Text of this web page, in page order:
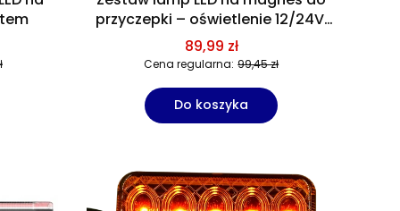
przyczepki – oświetlenie 12/24V,
przewód 7,5 m
89,99 zł
Cena regularna: 99,45 zł
Do koszyka